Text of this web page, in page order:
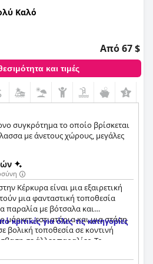
Καλό
Από 67 $
και τιμές
συγκρότημα το οποίο βρίσκεται
με άνετους χώρους, μεγάλες
Κέρκυρα είναι μια εξαιρετική
μια φανταστική τοποθεσία
παραλία με βότσαλα και
μάρκετ, εστιατόρια και μια στάση
βολική τοποθεσία σε κοντινή
σε άλλες παραλίες. Το
δωμάτια με θέα στη θάλασσα και
είναι φιλικό και
κριτικές για όλες τις κατηγορίες